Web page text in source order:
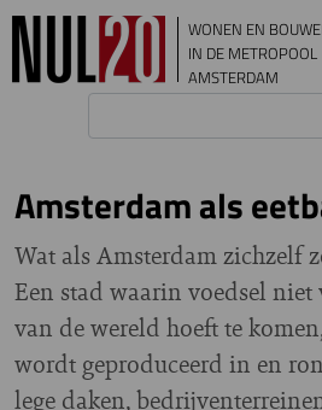
Overslaan en naar de inhoud gaan
WONEN EN
IN DE METROPOOL
AMSTERDAM
Amsterdam als
Wat als Amsterdam zichzelf
Een stad waarin voedsel
van de wereld hoeft te
wordt geproduceerd in en
lege daken,